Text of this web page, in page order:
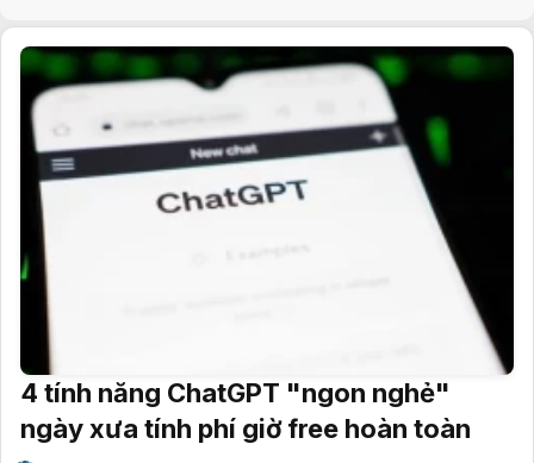
4 tính năng ChatGPT "ngon nghẻ"
ngày xưa tính phí giờ free hoàn toàn